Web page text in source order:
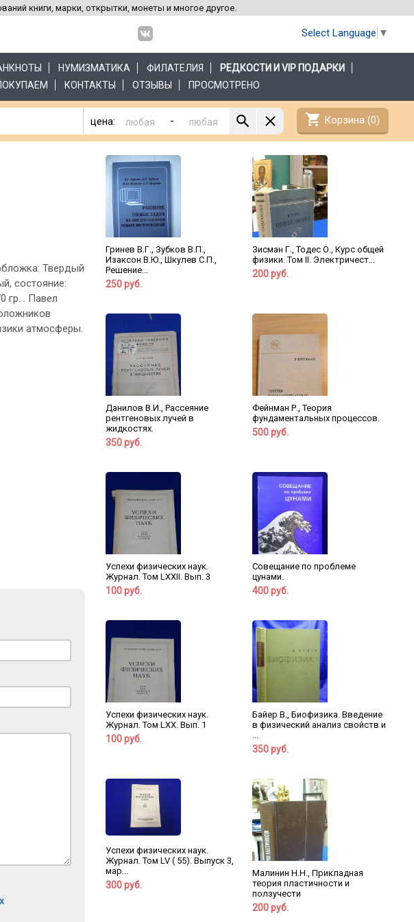
книги, марки, открытки, монеты и многое другое.
Select Language ▼
НУМИЗМАТИКА ФИЛАТЕЛИЯ
РЕДКОСТИ И VIP ПОДАРКИ
КОНТАКТЫ ОТЗЫВЫ ПРОСМОТРЕНО
цена: - shopping_cart Корзина (0)
Твердый
состояние:
гр. . Павел
атмосферы.
Гринев В.Г., Зубков В.П.,
Изаксон В.Ю., Шкулев С.П.,
Решение...
250 руб.
Зисман Г., Тодес О., Курс общей
физики. Том II. Электричест...
200 руб.
Данилов В.И., Рассеяние
рентгеновых лучей в
жидкостях.
350 руб.
Фейнман Р., Теория
фундаментальных процессов.
500 руб.
Успехи физических наук.
Журнал. Том LXXII. Вып. 3
100 руб.
Совещание по проблеме
цунами.
400 руб.
Успехи физических наук.
Журнал. Том LXX. Вып. 1
100 руб.
Байер В., Биофизика. Введение
в физический анализ свойств и
...
350 руб.
Успехи физических наук.
Журнал. Том LV ( 55). Выпуск 3,
мар...
300 руб.
Малинин Н.Н., Прикладная
теория пластичности и
ползучести
200 руб.